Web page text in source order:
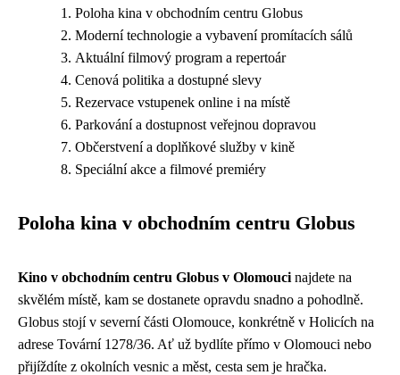
Poloha kina v obchodním centru Globus
Moderní technologie a vybavení promítacích sálů
Aktuální filmový program a repertoár
Cenová politika a dostupné slevy
Rezervace vstupenek online i na místě
Parkování a dostupnost veřejnou dopravou
Občerstvení a doplňkové služby v kině
Speciální akce a filmové premiéry
Poloha kina v obchodním centru Globus
Kino v obchodním centru Globus v Olomouci najdete na
skvělém místě, kam se dostanete opravdu snadno a pohodlně.
Globus stojí v severní části Olomouce, konkrétně v Holicích na
adrese Tovární 1278/36. Ať už bydlíte přímo v Olomouci nebo
přijíždíte z okolních vesnic a měst, cesta sem je hračka.